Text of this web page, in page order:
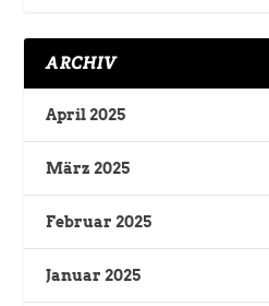
ARCHIV
April 2025
März 2025
Februar 2025
Januar 2025